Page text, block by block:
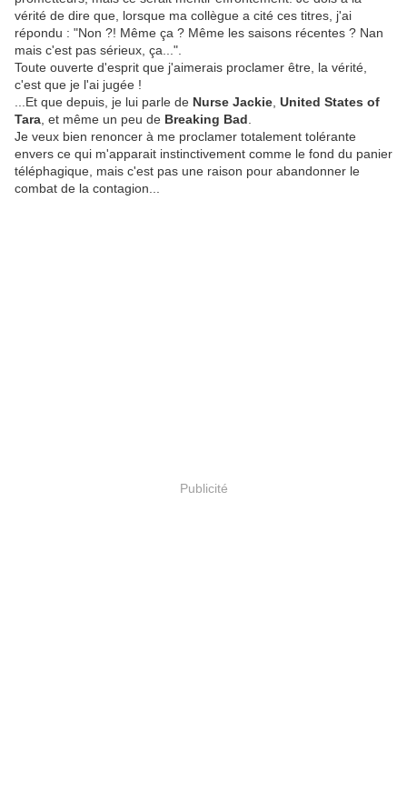
vérité de dire que, lorsque ma collègue a cité ces titres, j'ai
répondu : "Non ?! Même ça ? Même les saisons récentes ? Nan
mais c'est pas sérieux, ça...".
Toute ouverte d'esprit que j'aimerais proclamer être, la vérité,
c'est que je l'ai jugée !
...Et que depuis, je lui parle de Nurse Jackie United States of
Tara , et même un peu de Breaking Bad
Je veux bien renoncer à me proclamer totalement tolérante
envers ce qui m'apparait instinctivement comme le fond du panier
téléphagique, mais c'est pas une raison pour abandonner le
combat de la contagion...
Publicité